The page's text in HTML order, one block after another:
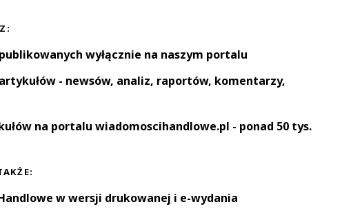
wyłącznie na naszym portalu
- newsów, analiz, raportów, komentarzy,
na portalu wiadomoscihandlowe.pl - ponad 50 tys.
w wersji drukowanej i e-wydania